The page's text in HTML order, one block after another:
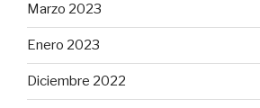
Marzo 2023
Enero 2023
Diciembre 2022